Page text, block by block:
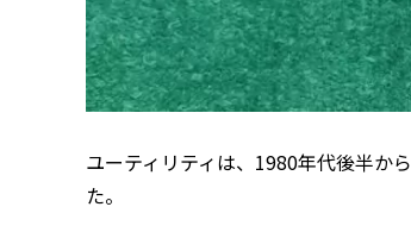
ユーティリティは、1980年代後半から
た。